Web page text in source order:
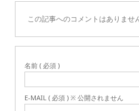
この記事へのコメントはありませ
名前 ( 必須 )
E-MAIL ( 必須 ) ※ 公開されません